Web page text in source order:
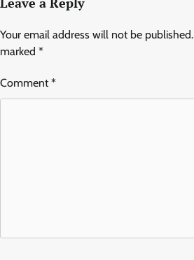
Your email address will not be published.
marked *
Comment*